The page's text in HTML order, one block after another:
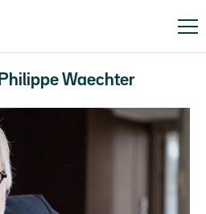
Philippe Waechter